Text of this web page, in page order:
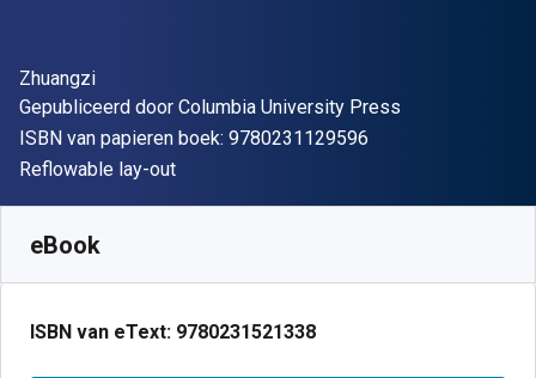
Auteur(s)
Zhuangzi
Uitgever
Gepubliceerd door Columbia University Press
ISBN van papieren boek: 9780231129596
Indeling
Reflowable lay-out
eBook
ISBN van eText: 9780231521338